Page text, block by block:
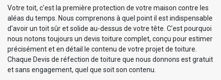
Votre toit, c'est la première protection de votre maison contre les
aléas du temps. Nous comprenons à quel point il est indispensable
d'avoir un toit sûr et solide au-dessus de votre tête. C'est pourquoi
nous notons toujours un devis toiture complet, conçu pour estimer
précisément et en détail le contenu de votre projet de toiture.
Chaque Devis de réfection de toiture que nous donnons est gratuit
et sans engagement, quel que soit son contenu.